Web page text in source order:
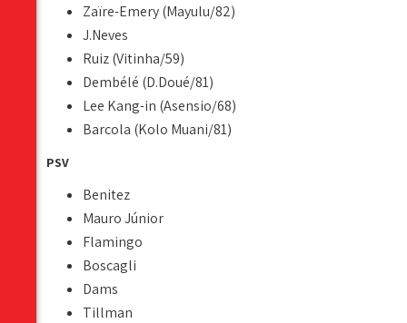
Zaïre-Emery (Mayulu/82)
J.Neves
Ruiz (Vitinha/59)
Dembélé (D.Doué/81)
Lee Kang-in (Asensio/68)
Barcola (Kolo Muani/81)
PSV
Benitez
Mauro Júnior
Flamingo
Boscagli
Dams
Tillman